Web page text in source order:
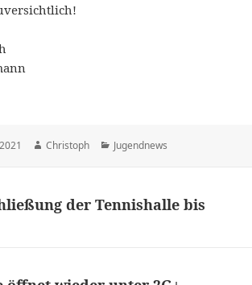
Autor
Christoph Kategorien
Jugendnews
der Tennishalle bis